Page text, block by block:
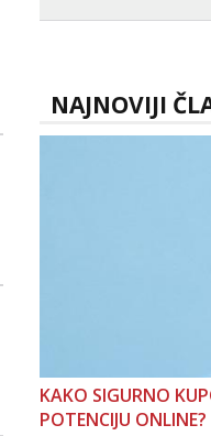
NAJNOVIJI
KAKO SIGURNO
POTENCIJU ONLINE?